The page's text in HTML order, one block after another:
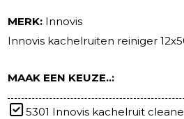
MERK: Innovis
Innovis kachelruiten reiniger
MAAK EEN KEUZE..:
5301 Innovis kachelruit